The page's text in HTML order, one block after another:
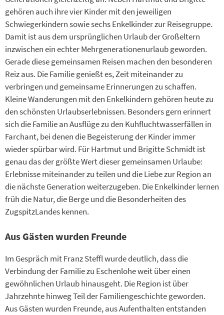
gehören auch ihre vier Kinder mit den jeweiligen
Schwiegerkindern sowie sechs Enkelkinder zur Reisegruppe.
Damit ist aus dem ursprünglichen Urlaub der Großeltern
inzwischen ein echter Mehrgenerationenurlaub geworden.
Gerade diese gemeinsamen Reisen machen den besonderen
Reiz aus. Die Familie genießt es, Zeit miteinander zu
verbringen und gemeinsame Erinnerungen zu schaffen.
Kleine Wanderungen mit den Enkelkindern gehören heute zu
den schönsten Urlaubserlebnissen. Besonders gern erinnert
sich die Familie an Ausflüge zu den Kuhfluchtwasserfällen in
Farchant, bei denen die Begeisterung der Kinder immer
wieder spürbar wird. Für Hartmut und Brigitte Schmidt ist
genau das der größte Wert dieser gemeinsamen Urlaube:
Erlebnisse miteinander zu teilen und die Liebe zur Region an
die nächste Generation weiterzugeben. Die Enkelkinder lernen
früh die Natur, die Berge und die Besonderheiten des
ZugspitzLandes kennen.
Aus Gästen wurden Freunde
Im Gespräch mit Franz Steffl wurde deutlich, dass die
Verbindung der Familie zu Eschenlohe weit über einen
gewöhnlichen Urlaub hinausgeht. Die Region ist über
Jahrzehnte hinweg Teil der Familiengeschichte geworden.
Aus Gästen wurden Freunde, aus Aufenthalten entstanden